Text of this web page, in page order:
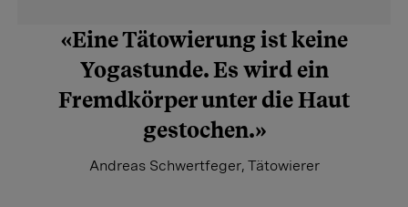
«Eine Tätowierung ist keine
Yogastunde. Es wird ein
Fremdkörper unter die Haut
gestochen.»
Andreas Schwertfeger, Tätowierer